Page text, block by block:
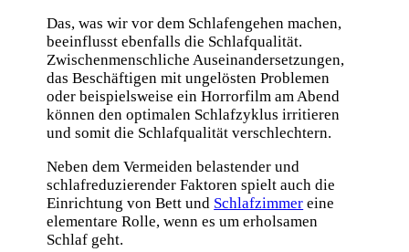
Das, was wir vor dem Schlafengehen machen,
beeinflusst ebenfalls die Schlafqualität.
Zwischenmenschliche Auseinandersetzungen,
das Beschäftigen mit ungelösten Problemen
oder beispielsweise ein Horrorfilm am Abend
können den optimalen Schlafzyklus irritieren
und somit die Schlafqualität verschlechtern.
Neben dem Vermeiden belastender und
schlafreduzierender Faktoren spielt auch die
Einrichtung von Bett und Schlafzimmer eine
elementare Rolle, wenn es um erholsamen
Schlaf geht.